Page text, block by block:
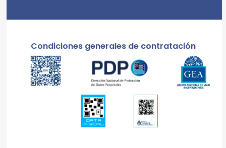
Condiciones generales de contratación